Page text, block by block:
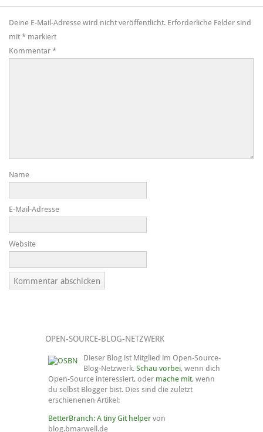
Deine E-Mail-Adresse wird nicht veröffentlicht. Erforderliche Felder sind
mit * markiert
Kommentar *
Name
E-Mail-Adresse
Website
OPEN-SOURCE-BLOG-NETZWERK
Dieser Blog ist Mitglied im Open-Source-
Blog-Netzwerk. Schau vorbei, wenn dich
Open-Source interessiert, oder mache mit, wenn
du selbst Blogger bist. Dies sind die zuletzt
erschienenen Artikel:
BetterBranch: A tiny Git helpervon
blog.bmarwell.de